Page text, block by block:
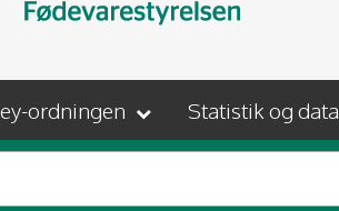
ordningen Statistik og data